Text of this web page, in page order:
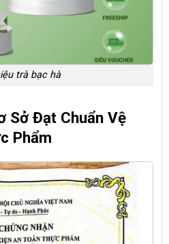
trà bạc hà
Sở Đạt Chuẩn Vệ
Phẩm